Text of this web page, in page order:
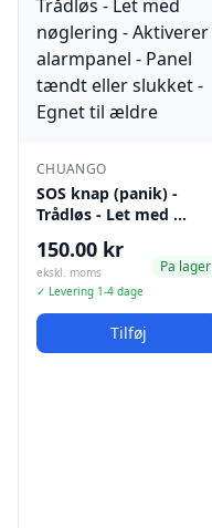
CHUANGO
SOS knap (panik) -
Trådløs - Let med …
150.00 kr
ekskl. moms
✓ Levering 1-4 dage
Pa lager
Tilføj